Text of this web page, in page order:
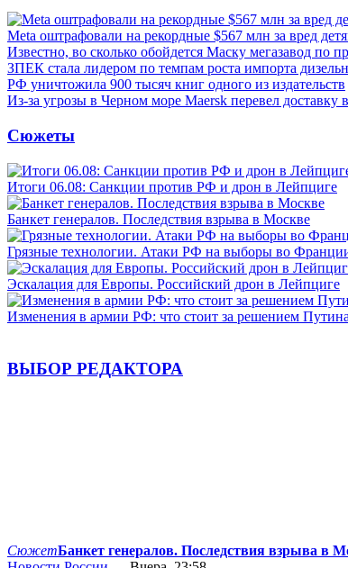
Meta оштрафовали на рекордные $567 млн за вред
Известно, во сколько обойдется Маску мегазавод по
ЗПЕК стала лидером по темпам роста импорта
РФ уничтожила 900 тысяч книг одного из издательств
Из-за угрозы в Черном море Maersk перевел доставку
Сюжеты
Итоги 06.08: Санкции против РФ и дрон в Лейпциге
Банкет генералов. Последствия взрыва в Москве
Грязные технологии. Атаки РФ на выборы во
Эскалация для Европы. Российский дрон в Лейпциге
Изменения в армии РФ: что стоит за решением Путина
ВЫБОР РЕДАКТОРА
СюжетБанкет генералов. Последствия взрыва в